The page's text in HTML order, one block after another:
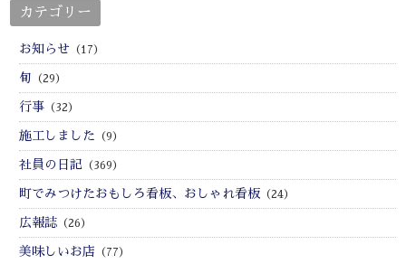
カテゴリー
お知らせ （17）
旬 （29）
行事 （32）
施工しました （9）
社員の日記 （369）
町でみつけたおもしろ看板、おしゃれ看板 （24）
広報誌 （26）
美味しいお店 （77）